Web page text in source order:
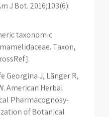
J Bot. 2016;103(6):
taxonomic
Taxon,
Georgina J, Lãnger R,
American Herbal
Pharmacognosy-
of Botanical